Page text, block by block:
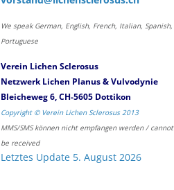
We speak German, English, French, Italian, Spanish,
Portuguese
Verein Lichen Sclerosus
Netzwerk Lichen Planus & Vulvodynie
Bleicheweg 6, CH-5605 Dottikon
Copyright © Verein Lichen Sclerosus 2013
MMS/SMS können nicht empfangen werden / cannot
be received
Letztes Update 5. August 2026